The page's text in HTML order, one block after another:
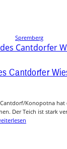
Spremberg
Cantdorfer
Konopotna hat
Der Teich ist stark